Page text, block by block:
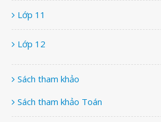
Lớp 11
Lớp 12
Sách tham khảo
Sách tham khảo Toán